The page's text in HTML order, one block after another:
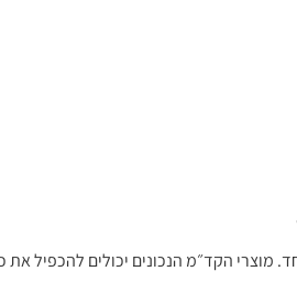
מוצרי הקד״מ הנכונים יכולים להכפיל